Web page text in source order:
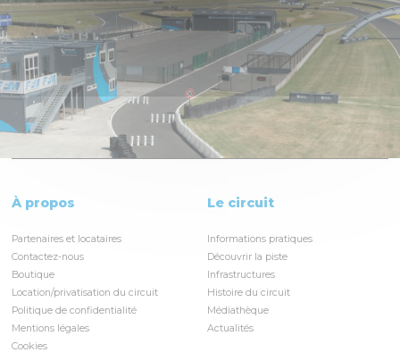
À propos
Partenaires et locataires
Contactez-nous
Boutique
Location/privatisation du circuit
Politique de confidentialité
Mentions légales
Cookies
Le circuit
Informations pratiques
Découvrir la piste
Infrastructures
Histoire du circuit
Médiathèque
Actualités